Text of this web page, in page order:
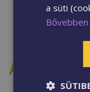
rögzítési
a süti
Bővebben